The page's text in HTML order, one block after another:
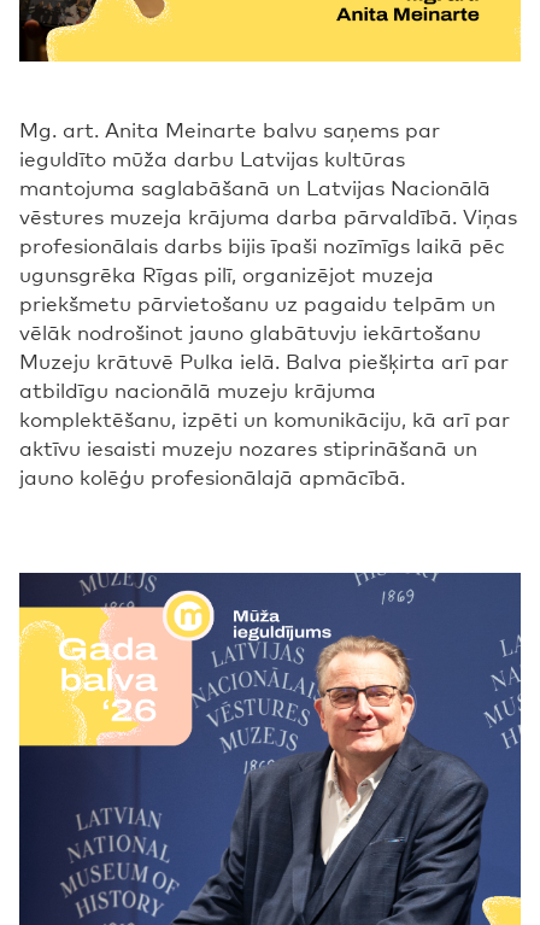
Mg. art. Anita Meinarte balvu saņems par
ieguldīto mūža darbu Latvijas kultūras
mantojuma saglabāšanā un Latvijas Nacionālā
vēstures muzeja krājuma darba pārvaldībā. Viņas
profesionālais darbs bijis īpaši nozīmīgs laikā pēc
ugunsgrēka Rīgas pilī, organizējot muzeja
priekšmetu pārvietošanu uz pagaidu telpām un
vēlāk nodrošinot jauno glabātuvju iekārtošanu
Muzeju krātuvē Pulka ielā. Balva piešķirta arī par
atbildīgu nacionālā muzeju krājuma
komplektēšanu, izpēti un komunikāciju, kā arī par
aktīvu iesaisti muzeju nozares stiprināšanā un
jauno kolēģu profesionālajā apmācībā.